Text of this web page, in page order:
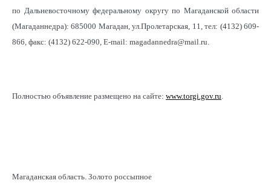
по Дальневосточному федеральному округу по Магаданской области
(Магаданнедра): 685000 Магадан, ул.Пролетарская, 11, тел: (4132) 609-
866, факс: (4132) 622-090, E-mail: magadannedra@mail.ru.
Полностью объявление размещено на сайте: www.torgi.gov.ru
Магаданская область. Золото россыпное